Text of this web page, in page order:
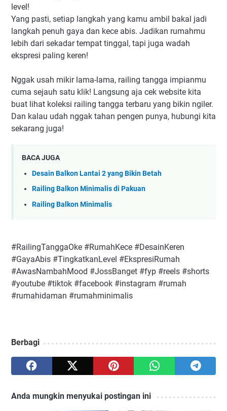
level!
Yang pasti, setiap langkah yang kamu ambil bakal jadi
langkah penuh gaya dan kece abis. Jadikan rumahmu
lebih dari sekadar tempat tinggal, tapi juga wadah
ekspresi paling keren!
Nggak usah mikir lama-lama, railing tangga impianmu
cuma sejauh satu klik! Langsung aja cek website kita
buat lihat koleksi railing tangga terbaru yang bikin ngiler.
Dan kalau udah nggak tahan pengen punya, hubungi kita
sekarang juga!
BACA JUGA
Desain Balkon Lantai 2 yang Bikin Betah
Railing Balkon Minimalis di Pakuan
Railing Balkon Minimalis
#RailingTanggaOke #RumahKece #DesainKeren
#GayaAbis #TingkatkanLevel #EkspresiRumah
#AwasNambahMood #JossBanget #fyp #reels #shorts
#youtube #tiktok #facebook #instagram #rumah
#rumahidaman #rumahminimalis
Berbagi
Anda mungkin menyukai postingan ini